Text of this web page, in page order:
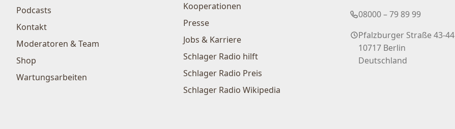
Podcasts
Kontakt
Moderatoren & Team
Shop
Wartungsarbeiten
Kooperationen
Presse
Jobs & Karriere
Schlager Radio hilft
Schlager Radio Preis
Schlager Radio Wikipedia
08000 – 79 89 99
Pfalzburger Straße 43-44
10717 Berlin
Deutschland